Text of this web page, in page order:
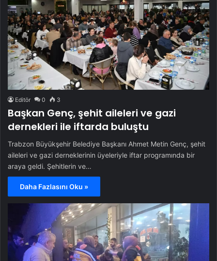
Editör 0 3
Başkan Genç, şehit aileleri ve gazi
dernekleri ile iftarda buluştu
Trabzon Büyükşehir Belediye Başkanı Ahmet Metin Genç, şehit
aileleri ve gazi derneklerinin üyeleriyle iftar programında bir
araya geldi. Şehitlerin ve…
Daha Fazlasını Oku »